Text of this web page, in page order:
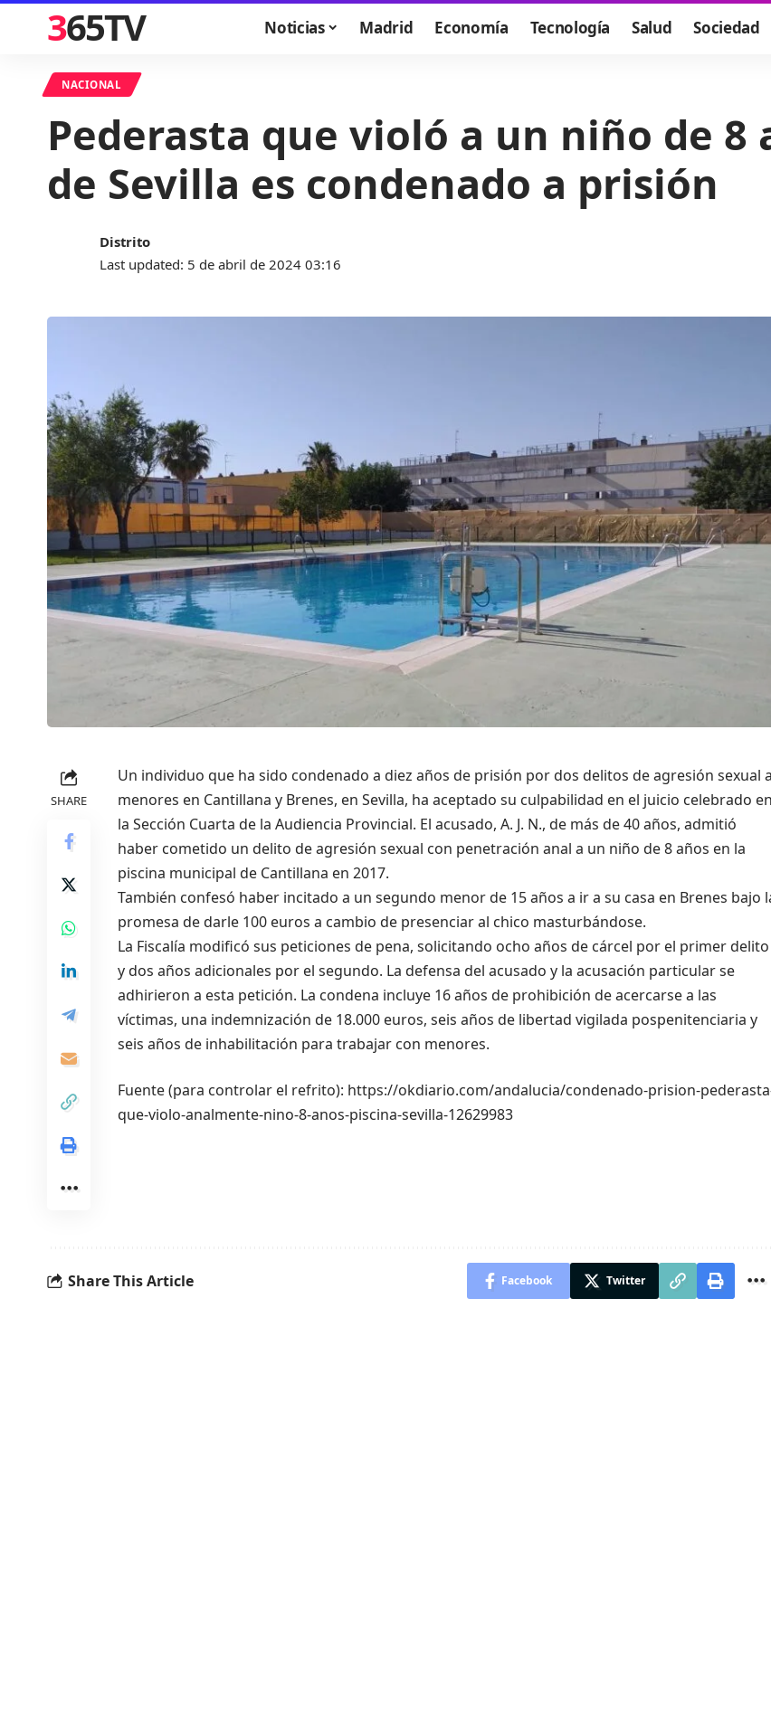
365TV Noticias Madrid Economía Tecnología Salud Sociedad
NACIONAL
Pederasta que violó a un niño de 8
de Sevilla es condenado a prisión
Last updated: 5 de abril de 2024 03:16
Distrito
SHARE
Un individuo que ha sido condenado a diez años de prisión por dos delitos de agresión sexual a
menores en Cantillana y Brenes, en Sevilla, ha aceptado su culpabilidad en el juicio celebrado en
la Sección Cuarta de la Audiencia Provincial. El acusado, A. J. N., de más de 40 años, admitió
haber cometido un delito de agresión sexual con penetración anal a un niño de 8 años en la
piscina municipal de Cantillana en 2017.
También confesó haber incitado a un segundo menor de 15 años a ir a su casa en Brenes bajo
promesa de darle 100 euros a cambio de presenciar al chico masturbándose.
La Fiscalía modificó sus peticiones de pena, solicitando ocho años de cárcel por el primer delito
y dos años adicionales por el segundo. La defensa del acusado y la acusación particular se
adhirieron a esta petición. La condena incluye 16 años de prohibición de acercarse a las
víctimas, una indemnización de 18.000 euros, seis años de libertad vigilada pospenitenciaria y
seis años de inhabilitación para trabajar con menores.
Fuente (para controlar el refrito): https://okdiario.com/andalucia/condenado-prision-
que-violo-analmente-nino-8-anos-piscina-sevilla-12629983
Share This Article Facebook Twitter